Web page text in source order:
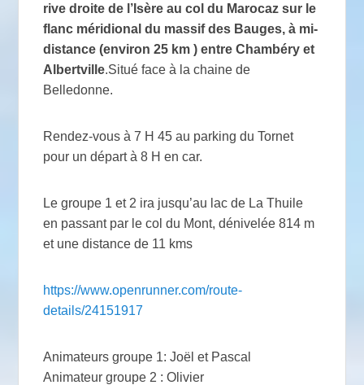
rive droite de l’Isère au col du Marocaz sur le
flanc méridional du massif des Bauges, à mi-
distance (environ 25 km ) entre Chambéry et
Albertville.Situé face à la chaine de
Belledonne.
Rendez-vous à 7 H 45 au parking du Tornet
pour un départ à 8 H en car.
Le groupe 1 et 2 ira jusqu’au lac de La Thuile
en passant par le col du Mont, dénivelée 814 m
et une distance de 11 kms
https://www.openrunner.com/route-
details/24151917
Animateurs groupe 1: Joël et Pascal
Animateur groupe 2 : Olivier